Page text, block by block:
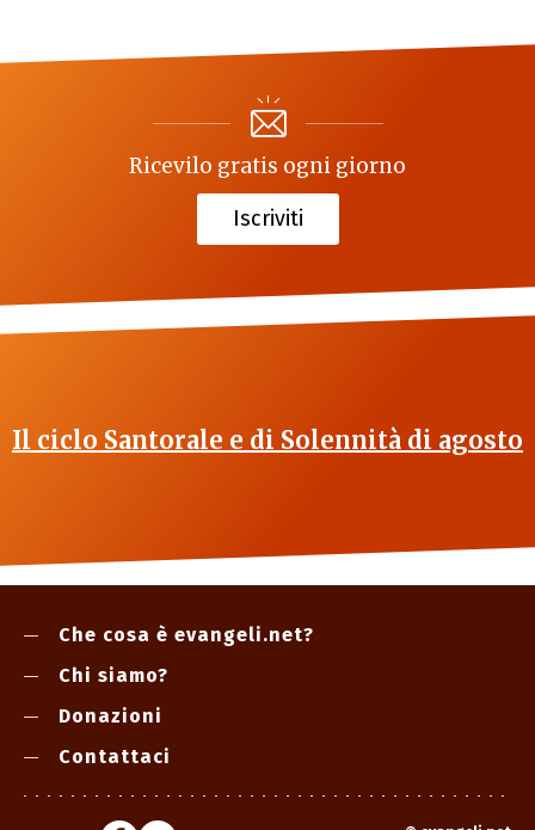
Ricevilo gratis ogni giorno
Iscriviti
Il ciclo Santorale e di Solennità di agosto
Che cosa è evangeli.net?
Chi siamo?
Donazioni
Contattaci